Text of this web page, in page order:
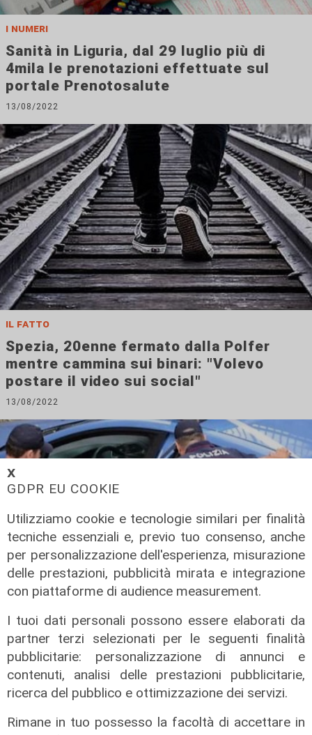
𝗫
GDPR EU COOKIE
Utilizziamo cookie e tecnologie similari per finalità
tecniche essenziali e, previo tuo consenso, anche
per personalizzazione dell'esperienza, misurazione
delle prestazioni, pubblicità mirata e integrazione
con piattaforme di audience measurement.
I tuoi dati personali possono essere elaborati da
partner terzi selezionati per le seguenti finalità
pubblicitarie: personalizzazione di annunci e
contenuti, analisi delle prestazioni pubblicitarie,
ricerca del pubblico e ottimizzazione dei servizi.
Rimane in tuo possesso la facoltà di accettare in
i numeri
Sanità in Liguria, dal 29 luglio più di
4mila le prenotazioni effettuate sul
portale Prenotosalute
13/08/2022
il fatto
Spezia, 20enne fermato dalla Polfer
mentre cammina sui binari: "Volevo
postare il video sui social"
13/08/2022
in corso europa
Genova, svaligiano un'officina e si
fermano a dividersi il bottino in strada:
arrestati due giovani
13/08/2022